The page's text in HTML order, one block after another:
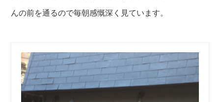
んの前を通るので毎朝感慨深く見ています。